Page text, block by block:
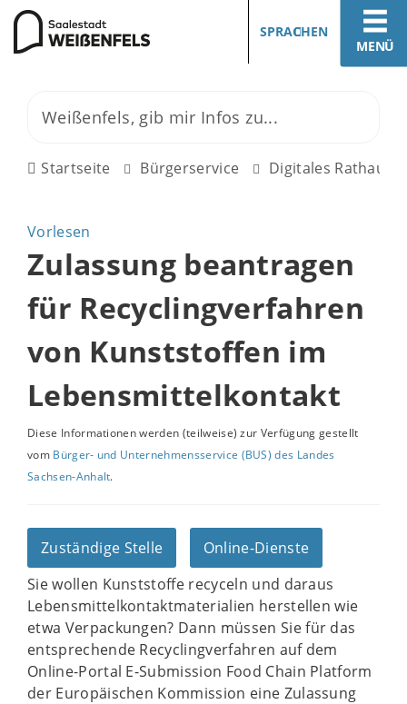
MENÜ
SPRACHEN
Startseite Bürgerservice Digitales Rathaus
Vorlesen
Zulassung beantragen
für Recyclingverfahren
von Kunststoffen im
Lebensmittelkontakt
Diese Informationen werden (teilweise) zur Verfügung gestellt
vom Bürger- und Unternehmensservice (BUS) des Landes
Sachsen-Anhalt.
Zuständige Stelle
Online-Dienste
Sie wollen Kunststoffe recyceln und daraus
Lebensmittelkontaktmaterialien herstellen wie
etwa Verpackungen? Dann müssen Sie für das
entsprechende Recyclingverfahren auf dem
Online-Portal E-Submission Food Chain Platform
der Europäischen Kommission eine Zulassung